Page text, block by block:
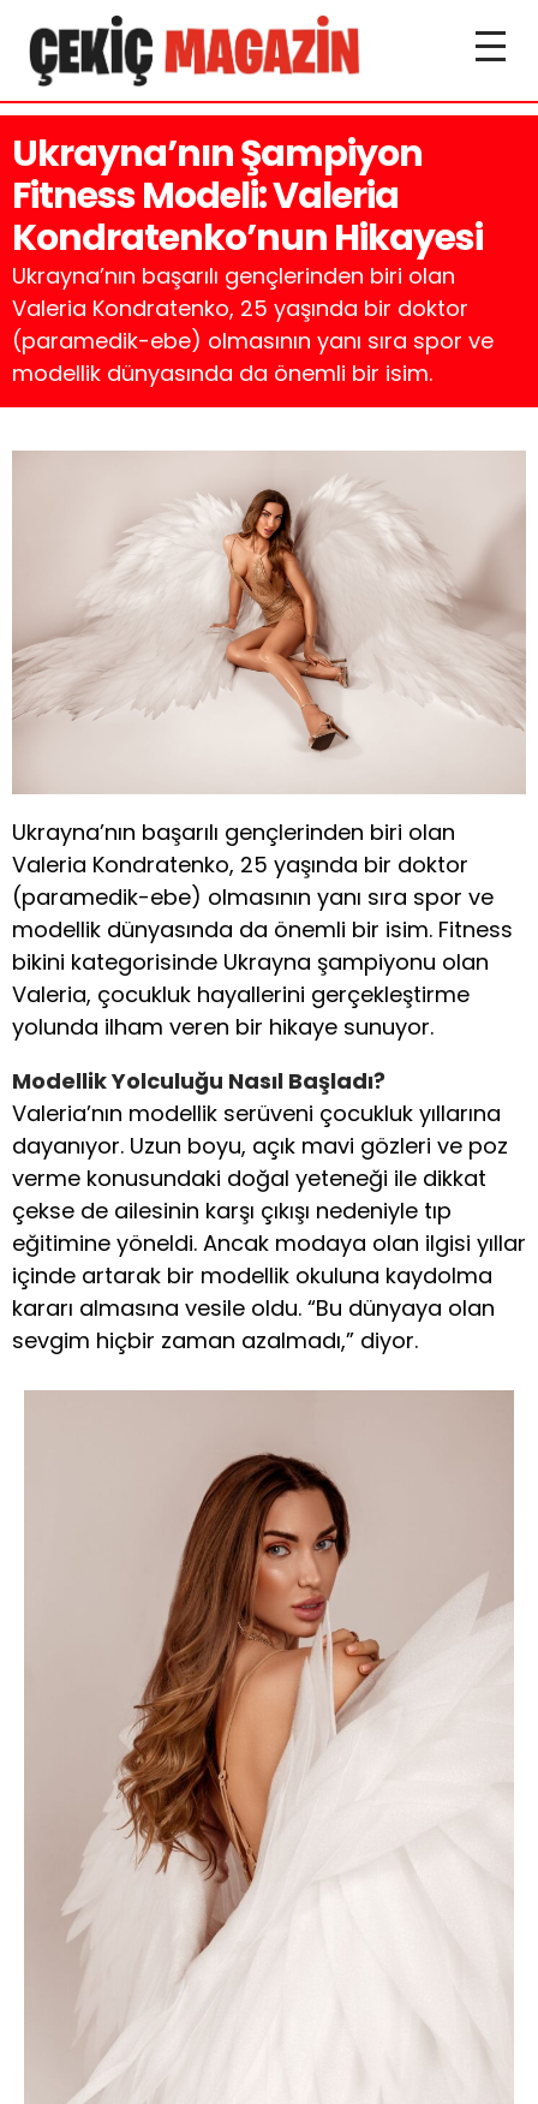
Ukrayna’nın Şampiyon
Fitness Modeli: Valeria
Kondratenko’nun Hikayesi
Ukrayna’nın başarılı gençlerinden biri olan
Valeria Kondratenko, 25 yaşında bir doktor
(paramedik-ebe) olmasının yanı sıra spor ve
modellik dünyasında da önemli bir isim.
Ukrayna’nın başarılı gençlerinden biri olan
Valeria Kondratenko, 25 yaşında bir doktor
(paramedik-ebe) olmasının yanı sıra spor ve
modellik dünyasında da önemli bir isim. Fitness
bikini kategorisinde Ukrayna şampiyonu olan
Valeria, çocukluk hayallerini gerçekleştirme
yolunda ilham veren bir hikaye sunuyor.
Modellik Yolculuğu Nasıl Başladı?
Valeria’nın modellik serüveni çocukluk yıllarına
dayanıyor. Uzun boyu, açık mavi gözleri ve poz
verme konusundaki doğal yeteneği ile dikkat
çekse de ailesinin karşı çıkışı nedeniyle tıp
eğitimine yöneldi. Ancak modaya olan ilgisi yıllar
içinde artarak bir modellik okuluna kaydolma
kararı almasına vesile oldu. “Bu dünyaya olan
sevgim hiçbir zaman azalmadı,” diyor.